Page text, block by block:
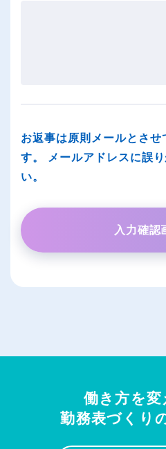
お返事は原則メールとさせ
す。 メールアドレスに誤
い。
働き方を変
勤務表づくり